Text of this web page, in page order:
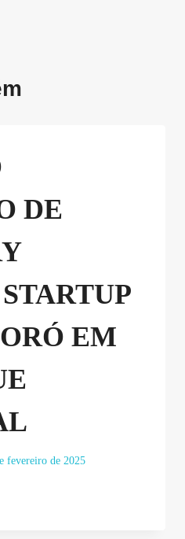
DE
EM
fevereiro de 2025